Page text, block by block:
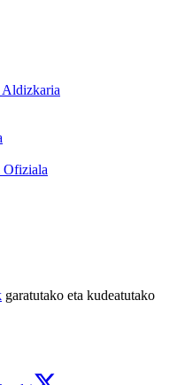
Ofiziala
garatutako eta kudeatutako